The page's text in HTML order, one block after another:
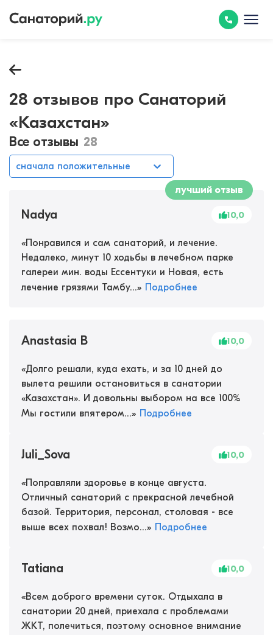
28 отзывов про Санаторий
«Казахстан»
Все отзывы 28
сначала положительные
лучший отзыв
Nadya 10,0
«Понравился и сам санаторий, и лечение.
Недалеко, минут 10 ходьбы в лечебном парке
галереи мин. воды Ессентуки и Новая, есть
лечение грязями Тамбу...» Подробнее
Anastasia B 10,0
«Долго решали, куда ехать, и за 10 дней до
вылета решили остановиться в санатории
«Казахстан». И довольны выбором на все 100%
Мы гостили впятером...» Подробнее
Juli_Sova 10,0
«Поправляли здоровье в конце августа.
Отличный санаторий с прекрасной лечебной
базой. Территория, персонал, столовая - все
выше всех похвал! Возмо...» Подробнее
Tatiana 10,0
«Всем доброго времени суток. Отдыхала в
санатории 20 дней, приехала с проблемами
ЖКТ, полечиться, поэтому основное внимание